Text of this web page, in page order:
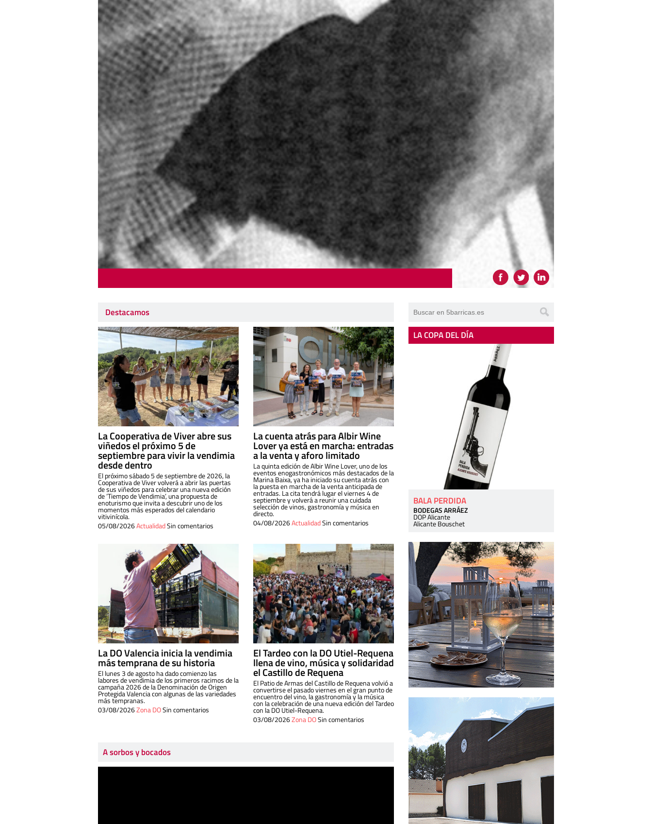
Destacamos
La Cooperativa de Viver abre sus
viñedos el próximo 5 de
septiembre para vivir la vendimia
desde dentro
El próximo sábado 5 de septiembre de 2026, la
Cooperativa de Viver volverá a abrir las puertas
de sus viñedos para celebrar una nueva edición
de ‘Tiempo de Vendimia’, una propuesta de
enoturismo que invita a descubrir uno de los
momentos más esperados del calendario
vitivinícola.
05/08/2026ActualidadSin comentarios
La cuenta atrás para Albir Wine
Lover ya está en marcha: entradas
a la venta y aforo limitado
La quinta edición de Albir Wine Lover, uno de los
eventos enogastronómicos más destacados de la
Marina Baixa, ya ha iniciado su cuenta atrás con
la puesta en marcha de la venta anticipada de
entradas. La cita tendrá lugar el viernes 4 de
septiembre y volverá a reunir una cuidada
selección de vinos, gastronomía y música en
directo.
04/08/2026ActualidadSin comentarios
La DO Valencia inicia la vendimia
más temprana de su historia
El lunes 3 de agosto ha dado comienzo las
labores de vendimia de los primeros racimos de la
campaña 2026 de la Denominación de Origen
Protegida Valencia con algunas de las variedades
más tempranas.
03/08/2026Zona DOSin comentarios
El Tardeo con la DO Utiel-Requena
llena de vino, música y solidaridad
el Castillo de Requena
El Patio de Armas del Castillo de Requena volvió a
convertirse el pasado viernes en el gran punto de
encuentro del vino, la gastronomía y la música
con la celebración de una nueva edición del Tardeo
con la DO Utiel-Requena.
03/08/2026Zona DOSin comentarios
A sorbos y bocados
LA COPA DEL DÍA
BALA PERDIDA
BODEGAS ARRÁEZ
DOP Alicante
Alicante Bouschet